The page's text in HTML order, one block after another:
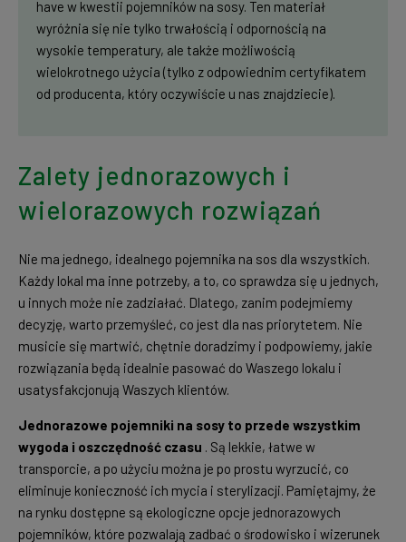
have w kwestii pojemników na sosy. Ten materiał
wyróżnia się nie tylko trwałością i odpornością na
wysokie temperatury, ale także możliwością
wielokrotnego użycia (tylko z odpowiednim certyfikatem
od producenta, który oczywiście u nas znajdziecie).
Zalety jednorazowych i
wielorazowych rozwiązań
Nie ma jednego, idealnego pojemnika na sos dla wszystkich.
Każdy lokal ma inne potrzeby, a to, co sprawdza się u jednych,
u innych może nie zadziałać. Dlatego, zanim podejmiemy
decyzję, warto przemyśleć, co jest dla nas priorytetem. Nie
musicie się martwić, chętnie doradzimy i podpowiemy, jakie
rozwiązania będą idealnie pasować do Waszego lokalu i
usatysfakcjonują Waszych klientów.
Jednorazowe pojemniki na sosy to przede wszystkim
wygoda i oszczędność czasu . Są lekkie, łatwe w
transporcie, a po użyciu można je po prostu wyrzucić, co
eliminuje konieczność ich mycia i sterylizacji. Pamiętajmy, że
na rynku dostępne są ekologiczne opcje jednorazowych
pojemników, które pozwalają zadbać o środowisko i wizerunek